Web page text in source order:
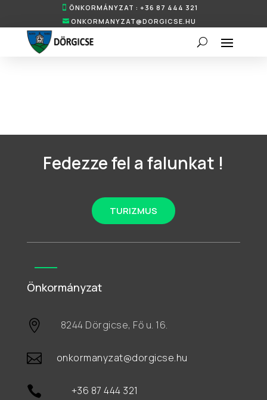
ÖNKORMÁNYZAT : +36 87 444 321
ONKORMANYZAT@DORGICSE.HU
Fedezze fel a falunkat !
TURIZMUS
Önkormányzat
 8244 Dörgicse, Fő u. 16.
 onkormanyzat@dorgicse.hu
 +36 87 444 321